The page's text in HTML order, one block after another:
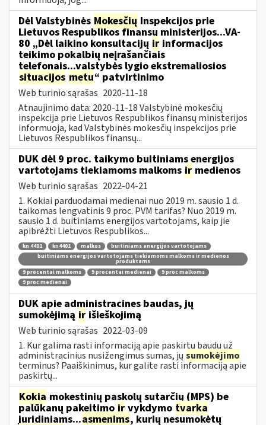
Dėl Valstybinės Mokesčių Inspekcijos prie
Lietuvos Respublikos finansų ministerijos...VA-
80 „Dėl laikino konsultacijų ir informacijos
teikimo pokalbių neįrašančiais
telefonais...valstybės lygio ekstremaliosios
situacijos metu“ patvirtinimo
Web turinio sąrašas 2020-11-18
Atnaujinimo data: 2020-11-18 Valstybinė mokesčių
inspekcija prie Lietuvos Respublikos finansų ministerijos
informuoja, kad Valstybinės mokesčių inspekcijos prie
Lietuvos Respublikos finansų...
DUK dėl 9 proc. taikymo buitiniams energijos
vartotojams tiekiamoms malkoms ir medienos
Web turinio sąrašas 2022-04-21
1. Kokiai parduodamai medienai nuo 2019 m. sausio 1 d.
taikomas lengvatinis 9 proc. PVM tarifas? Nuo 2019 m.
sausio 1 d. buitiniams energijos vartotojams, kaip jie
apibrėžti Lietuvos Respublikos...
kn 4401 kn4401 malkos
buitiniams energijos vartotojams
buitiniams energijos vartotojams tiekiamoms malkoms ir medienos
produktams
9 procentai malkoms
9 procentai medienai
9 proc malkoms
9 proc medienai
DUK apie administracines baudas, jų
sumokėjimą ir išieškojimą
Web turinio sąrašas 2022-03-09
1. Kur galima rasti informaciją apie paskirtų baudų už
administracinius nusižengimus sumas, jų sumokėjimo
terminus? Paaiškinimus, kur galite rasti informaciją apie
paskirtų...
Kokia mokestinių paskolų sutarčių (MPS) be
palūkanų pakeitimo ir vykdymo tvarka
juridiniams...asmenims, kurių nesumokėtų